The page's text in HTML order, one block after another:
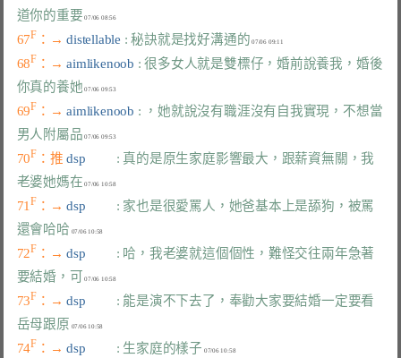
道你的重要
07/06 08:56
67F ：→ distellable : 秘訣就是找好溝通的
68F ：→ aimlikenoob : 很多女人就是雙標仔，婚前說養我，婚後
你真的養她
07/06 09:53
69F ：→ aimlikenoob : ，她就說沒有職涯沒有自我實現，不想當
男人附屬品
07/06 09:53
70F ：推 dsp : 真的是原生家庭影響最大，跟薪資無關，我
老婆她媽在
07/06 10:58
71F ：→ dsp : 家也是很愛罵人，她爸基本上是舔狗，被罵
還會哈哈
72F ：→ dsp : 哈，我老婆就這個個性，難怪交往兩年急著
要結婚，可
07/06 10:58
73F ：→ dsp : 能是演不下去了，奉勸大家要結婚一定要看
岳母跟原
74F ：→ dsp : 生家庭的樣子 07/06 10:58